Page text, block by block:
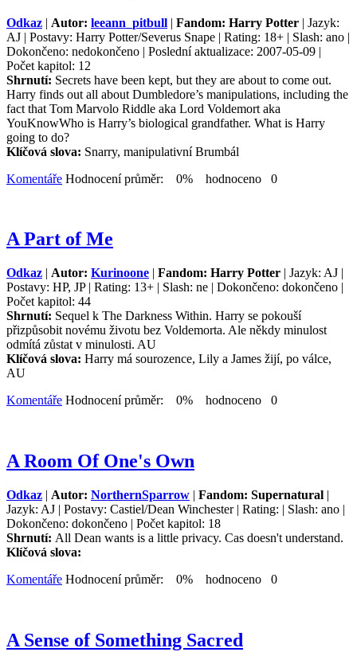
Odkaz | Autor: leeann_pitbull | Fandom: Harry Potter | Jazyk:
AJ | Postavy: Harry Potter/Severus Snape | Rating: 18+ | Slash: ano |
Dokončeno: nedokončeno | Poslední aktualizace: 2007-05-09 |
Počet kapitol: 12
Shrnutí: Secrets have been kept, but they are about to come out.
Harry finds out all about Dumbledore’s manipulations, including the
fact that Tom Marvolo Riddle aka Lord Voldemort aka
YouKnowWho is Harry’s biological grandfather. What is Harry
going to do?
Klíčová slova: Snarry, manipulativní Brumbál
Komentáře Hodnocení průměr: 0% hodnoceno 0
A Part of Me
Odkaz | Autor: Kurinoone | Fandom: Harry Potter | Jazyk: AJ |
Postavy: HP, JP | Rating: 13+ | Slash: ne | Dokončeno: dokončeno |
Počet kapitol: 44
Shrnutí: Sequel k The Darkness Within. Harry se pokouší
přizpůsobit novému životu bez Voldemorta. Ale někdy minulost
odmítá zůstat v minulosti. AU
Klíčová slova: Harry má sourozence, Lily a James žijí, po válce,
AU
Komentáře Hodnocení průměr: 0% hodnoceno 0
A Room Of One's Own
Odkaz | Autor: NorthernSparrow | Fandom: Supernatural |
Jazyk: AJ | Postavy: Castiel/Dean Winchester | Rating: | Slash: ano |
Dokončeno: dokončeno | Počet kapitol: 18
Shrnutí: All Dean wants is a little privacy. Cas doesn't understand.
Klíčová slova:
Komentáře Hodnocení průměr: 0% hodnoceno 0
A Sense of Something Sacred